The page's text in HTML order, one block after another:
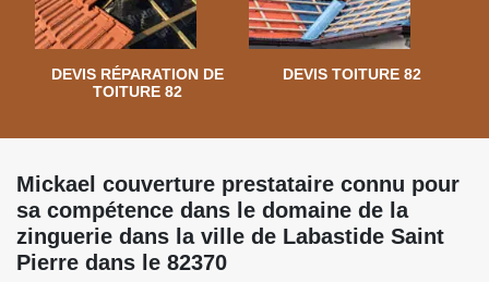
DEVIS RÉPARATION DE
TOITURE 82
DEVIS TOITURE 82
Mickael couverture prestataire connu pour
sa compétence dans le domaine de la
zinguerie dans la ville de Labastide Saint
Pierre dans le 82370